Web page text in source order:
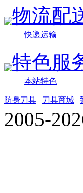
物流配
快递运输
特色服
本站特色
防身刀具 | 刀具商城 |
2005-